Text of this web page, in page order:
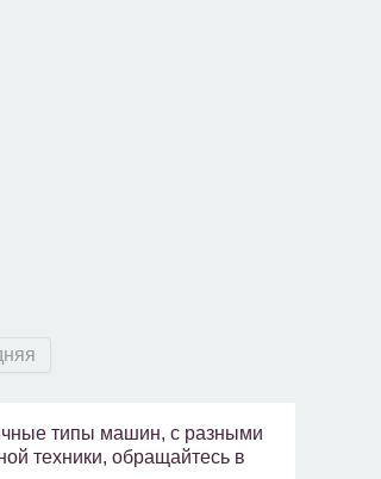
типы машин, с разными
техники, обращайтесь в